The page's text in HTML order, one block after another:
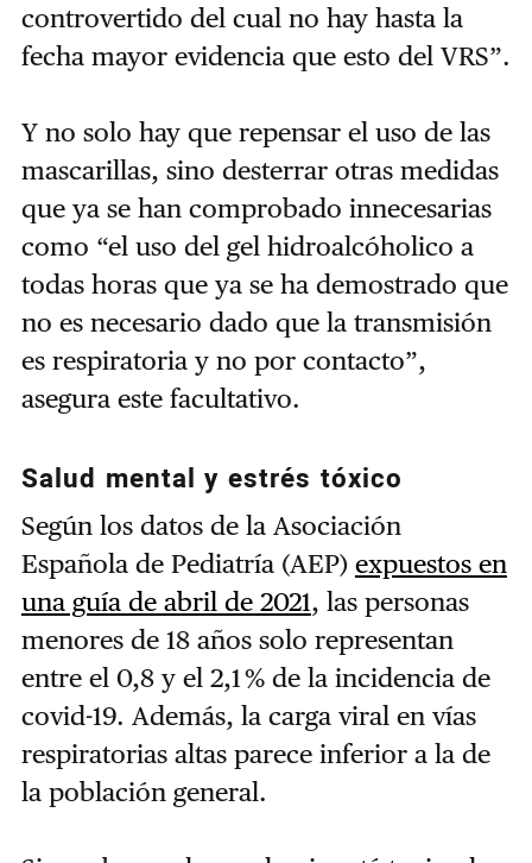
controvertido del cual no hay hasta la
fecha mayor evidencia que esto del VRS”.
Y no solo hay que repensar el uso de las
mascarillas, sino desterrar otras medidas
que ya se han comprobado innecesarias
como “el uso del gel hidroalcóholico a
todas horas que ya se ha demostrado que
no es necesario dado que la transmisión
es respiratoria y no por contacto”,
asegura este facultativo.
Salud mental y estrés tóxico
Según los datos de la Asociación
Española de Pediatría (AEP) expuestos en
una guía de abril de 2021, las personas
menores de 18 años solo representan
entre el 0,8 y el 2,1 % de la incidencia de
covid-19. Además, la carga viral en vías
respiratorias altas parece inferior a la de
la población general.